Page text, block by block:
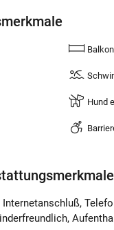
Balkon
Hund
Internetanschluß,